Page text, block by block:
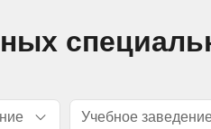
Учебное